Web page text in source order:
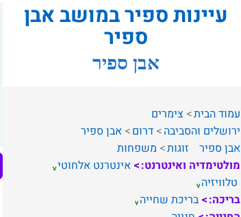
עיינות ספיר במושב אבן
ספיר
אבן ספיר
עמוד הבית
צימרים
ירושלים והסביבה
דרום
אבן ספיר
אבן ספיר
זוגות
משפחות
מולטימדיה ואינטרנט:
אינטרנט אלחוטי
טלוויזיה
בריכה:
בריכת שחייה